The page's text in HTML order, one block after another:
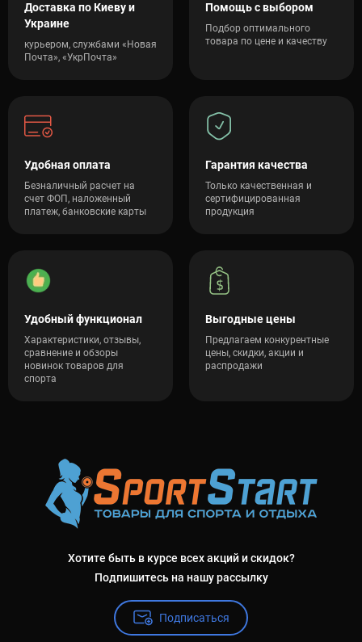
Доставка по Киеву и
Украине
курьером, службами «Новая
Почта», «УкрПочта»
Помощь с выбором
Подбор оптимального
товара по цене и качеству
Удобная оплата
Безналичный расчет на
счет ФОП, наложенный
платеж, банковские карты
Гарантия качества
Только качественная и
сертифицированная
продукция
Удобный функционал
Характеристики, отзывы,
сравнение и обзоры
новинок товаров для
спорта
Выгодные цены
Предлагаем конкурентные
цены, скидки, акции и
распродажи
Хотите быть в курсе всех акций и скидок?
Подпишитесь на нашу рассылку
Подписаться